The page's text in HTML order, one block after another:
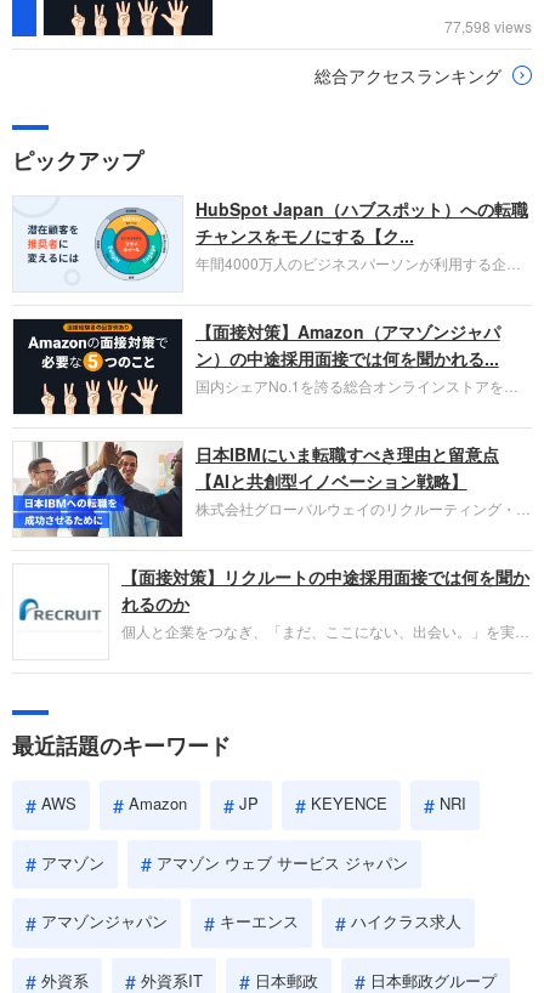
77,598 views
総合アクセスランキング
ピックアップ
HubSpot Japan（ハブスポット）への転職
チャンスをモノにする【ク...
年間4000万人のビジネスパーソンが利用する企業
お勧めするイチオシ企業をご紹介します。今回はク
ラウド型CRMプラットフォームを提供する
HubSpot Japan（ハブスポット・ジャパン）株式会
社です。採用面接対策の企業研究にご活用くださ
い。
【面接対策】Amazon（アマゾンジャパ
ン）の中途採用面接では何を聞かれる...
国内シェアNo.1を誇る総合オンラインストアを運
圧倒的な存在感を持つAmazon。中途採用面接では
過去の具体的な業務成果やリーダーシップの発揮、
失敗からの学びが重視され、人間性やカルチャーフ
ィットも評価対象となり、長期的に成長できる仲間
であるかを多角的に審査されます。
日本IBMにいま転職すべき理由と留意点
【AIと共創型イノベーション戦略】
株式会社グローバルウェイのリクルーティング・パ
パーソンが利用する企業口コミサイト「キャリコ
ネ」の転職エージェントがお勧めするイチオシ企業
IBMです。採用面接対策の企業研究にご活用くださ
い。
【面接対策】リクルートの中途採用面接では何を聞か
れるのか
個人と企業をつなぎ、「まだ、ここにない、出会い。」を実現
やこれまでの成果を具体的に問われるほか、「人間性」も評価
しょう。
最近話題のキーワード
AWS Amazon JP KEYENCE NRI
アマゾン アマゾン ウェブ サービス ジャパン
アマゾンジャパン キーエンス ハイクラス求人
外資系 外資系IT 日本郵政 日本郵政グループ